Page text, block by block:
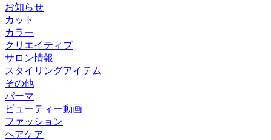
お知らせ
カット
カラー
クリエイティブ
サロン情報
スタイリングアイテム
その他
パーマ
ビューティー動画
ファッション
ヘアケア